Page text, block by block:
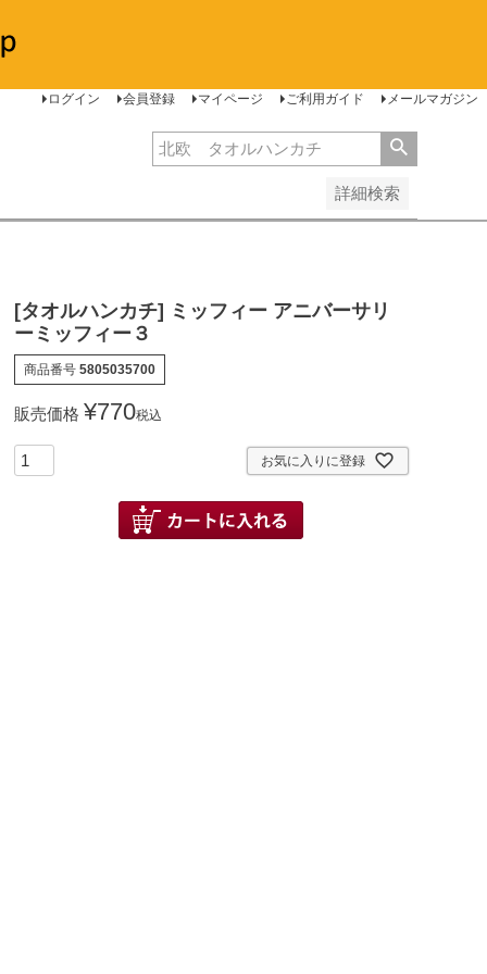
ログイン 会員登録 マイページ ご利用ガイド メールマガジン
詳細検索
順
[タオルハンカチ] ミッフィー アニバーサリ
ーミッフィー３
商品番号 5805035700
販売価格 ¥770税込
お気に入りに登録